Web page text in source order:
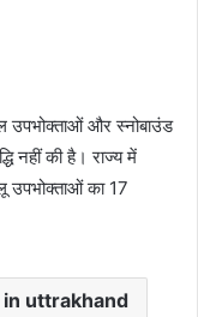
उपभोक्ताओं और स्नोबाउंड
नहीं की है। राज्य में
उपभोक्ताओं का 17
uttrakhand